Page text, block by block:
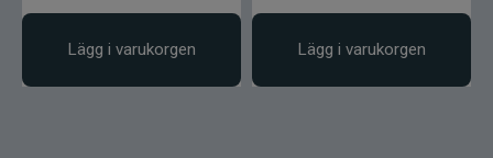
Lägg i varukorgen Lägg i varukorgen